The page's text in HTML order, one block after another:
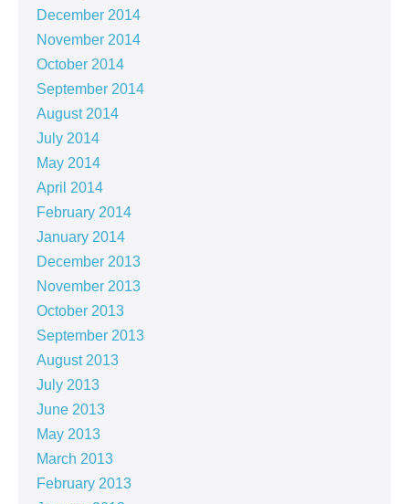
December 2014
November 2014
October 2014
September 2014
August 2014
July 2014
May 2014
April 2014
February 2014
January 2014
December 2013
November 2013
October 2013
September 2013
August 2013
July 2013
June 2013
May 2013
March 2013
February 2013